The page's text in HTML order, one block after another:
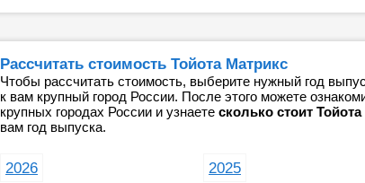
Рассчитать стоимость Тойота Матрикс
Чтобы рассчитать стоимость, выберите нужный год
к вам крупный город России. После этого можете
крупных городах России и узнаете сколько стоит
вам год выпуска.
2026 2025